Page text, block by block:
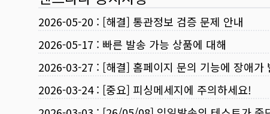
2026-05-20 : [해결] 통관정보 검증 문제 안내
2026-05-17 : 빠른 발송 가능 상품에 대해
2026-03-27 : [해결] 홈페이지 문의 기능에 장애가
2026-03-24: [중요] 피싱메세지에 주의하세요!